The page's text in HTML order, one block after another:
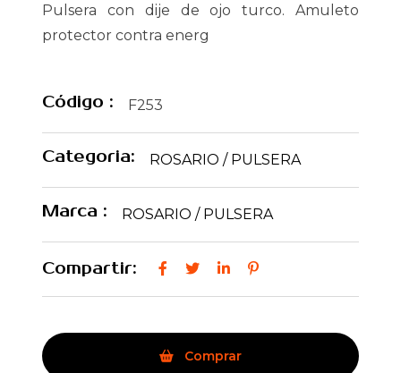
Pulsera con dije de ojo turco. Amuleto
protector contra energ
Código : F253
Categoria: ROSARIO / PULSERA
Marca : ROSARIO / PULSERA
Compartir:
Comprar